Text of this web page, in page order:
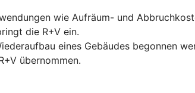
wie Aufräum- und
die R+V ein.
eines Gebäudes begonnen
übernommen.